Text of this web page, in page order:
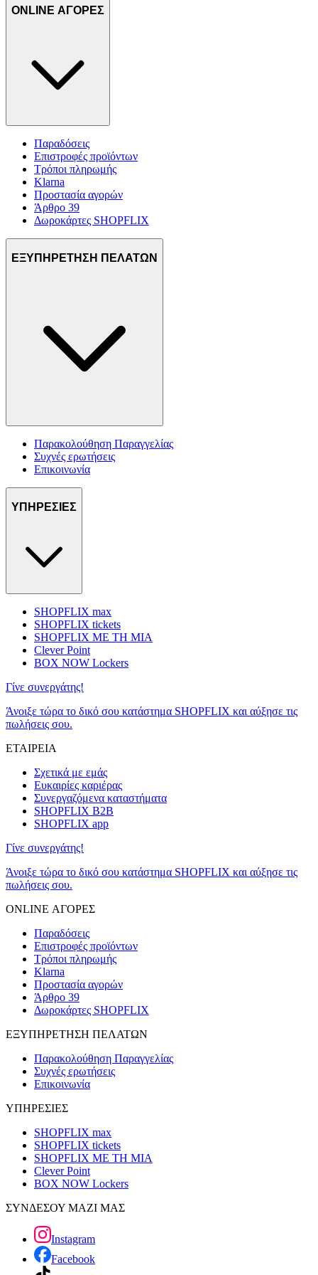
ONLINE ΑΓΟΡΕΣ
Παραδόσεις
Επιστροφές προϊόντων
Τρόποι πληρωμής
Klarna
Προστασία αγορών
Άρθρο 39
Δωροκάρτες SHOPFLIX
ΕΞΥΠΗΡΕΤΗΣΗ ΠΕΛΑΤΩΝ
Παρακολούθηση Παραγγελίας
Συχνές ερωτήσεις
Επικοινωνία
ΥΠΗΡΕΣΙΕΣ
SHOPFLIX max
SHOPFLIX tickets
SHOPFLIX ΜΕ ΤΗ ΜΙΑ
Clever Point
BOX NOW Lockers
Γίνε συνεργάτης!
Άνοιξε τώρα το δικό σου κατάστημα SHOPFLIX και αύξησε τις
πωλήσεις σου.
ΕΤΑΙΡΕΙΑ
Σχετικά με εμάς
Ευκαιρίες καριέρας
Συνεργαζόμενα καταστήματα
SHOPFLIX B2B
SHOPFLIX app
Γίνε συνεργάτης!
Άνοιξε τώρα το δικό σου κατάστημα SHOPFLIX και αύξησε τις
πωλήσεις σου.
ONLINE ΑΓΟΡΕΣ
Παραδόσεις
Επιστροφές προϊόντων
Τρόποι πληρωμής
Klarna
Προστασία αγορών
Άρθρο 39
Δωροκάρτες SHOPFLIX
ΕΞΥΠΗΡΕΤΗΣΗ ΠΕΛΑΤΩΝ
Παρακολούθηση Παραγγελίας
Συχνές ερωτήσεις
Επικοινωνία
ΥΠΗΡΕΣΙΕΣ
SHOPFLIX max
SHOPFLIX tickets
SHOPFLIX ΜΕ ΤΗ ΜΙΑ
Clever Point
BOX NOW Lockers
ΣΥΝΔΕΣΟΥ ΜΑΖΙ ΜΑΣ
Instagram
Facebook